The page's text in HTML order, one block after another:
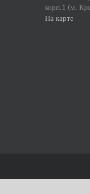
корп.1 (м.
На карте